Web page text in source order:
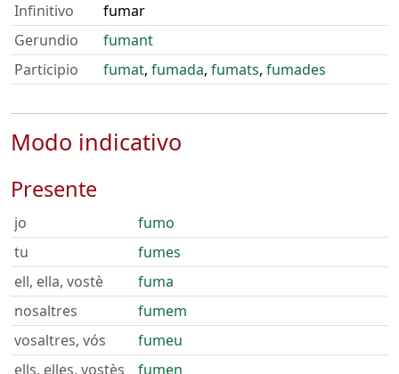
Infinitivo
fumar
Gerundio
fumant
Participio
fumat, fumada, fumats, fumades
Modo indicativo
Presente
jo
fumo
tu
fumes
ell, ella, vostè
fuma
nosaltres
fumem
vosaltres, vós
fumeu
ells, elles, vostès
fumen